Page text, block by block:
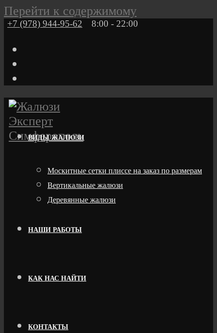
Перейти к содержимому
+7 (978) 944-95-62 8:00 - 22:00
ВИДЫ ЖАЛЮЗИ
Москитные сетки плиссе на заказ по размерам
Вертикальные жалюзи
Деревянные жалюзи
НАШИ РАБОТЫ
КАК НАС НАЙТИ
КОНТАКТЫ